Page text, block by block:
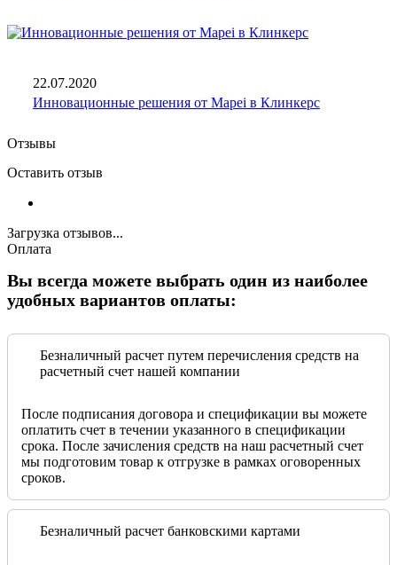
22.07.2020
Инновационные решения от Mapei в Клинкерс
Отзывы
Оставить отзыв
Загрузка отзывов...
Оплата
Вы всегда можете выбрать один из наиболее
удобных вариантов оплаты:
Безналичный расчет путем перечисления средств на
расчетный счет нашей компании
После подписания договора и спецификации вы можете
оплатить счет в течении указанного в спецификации
срока. После зачисления средств на наш расчетный счет
мы подготовим товар к отгрузке в рамках оговоренных
сроков.
Безналичный расчет банковскими картами